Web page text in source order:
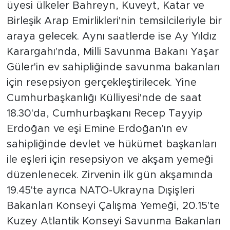
üyesi ülkeler Bahreyn, Kuveyt, Katar ve
Birleşik Arap Emirlikleri'nin temsilcileriyle bir
araya gelecek. Aynı saatlerde ise Ay Yıldız
Karargahı'nda, Milli Savunma Bakanı Yaşar
Güler'in ev sahipliğinde savunma bakanları
için resepsiyon gerçekleştirilecek. Yine
Cumhurbaşkanlığı Külliyesi'nde de saat
18.30'da, Cumhurbaşkanı Recep Tayyip
Erdoğan ve eşi Emine Erdoğan'ın ev
sahipliğinde devlet ve hükümet başkanları
ile eşleri için resepsiyon ve akşam yemeği
düzenlenecek. Zirvenin ilk gün akşamında
19.45'te ayrıca NATO-Ukrayna Dışişleri
Bakanları Konseyi Çalışma Yemeği, 20.15'te
Kuzey Atlantik Konseyi Savunma Bakanları